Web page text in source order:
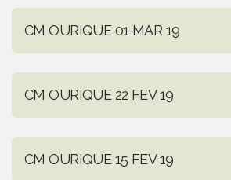
CM OURIQUE 01 MAR 19
CM OURIQUE 22 FEV 19
CM OURIQUE 15 FEV 19